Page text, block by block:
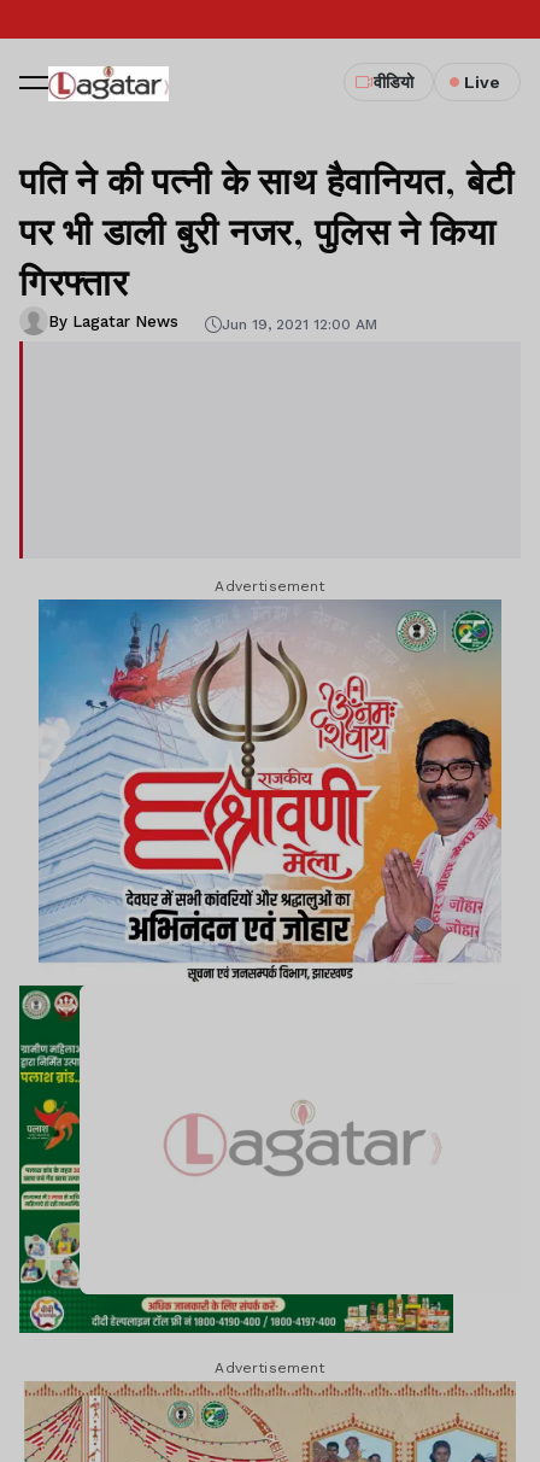
वीडियो Live
पति ने की पत्नी के साथ हैवानियत, बेटी
पर भी डाली बुरी नजर, पुलिस ने किया
गिरफ्तार
By Lagatar News Jun 19, 2021 12:00 AM
Advertisement
Advertisement